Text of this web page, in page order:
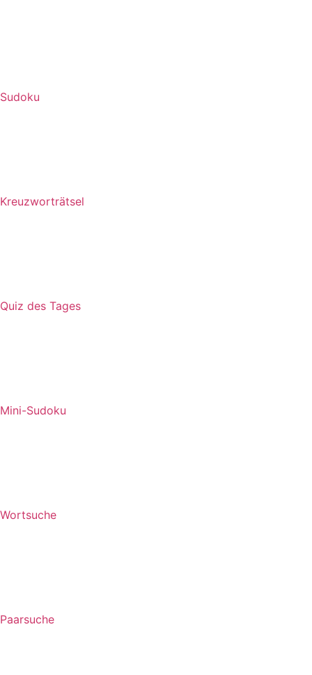
Sudoku
Kreuzworträtsel
Quiz des Tages
Mini-Sudoku
Wortsuche
Paarsuche